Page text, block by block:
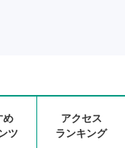
め
ツ
アクセス
ランキング